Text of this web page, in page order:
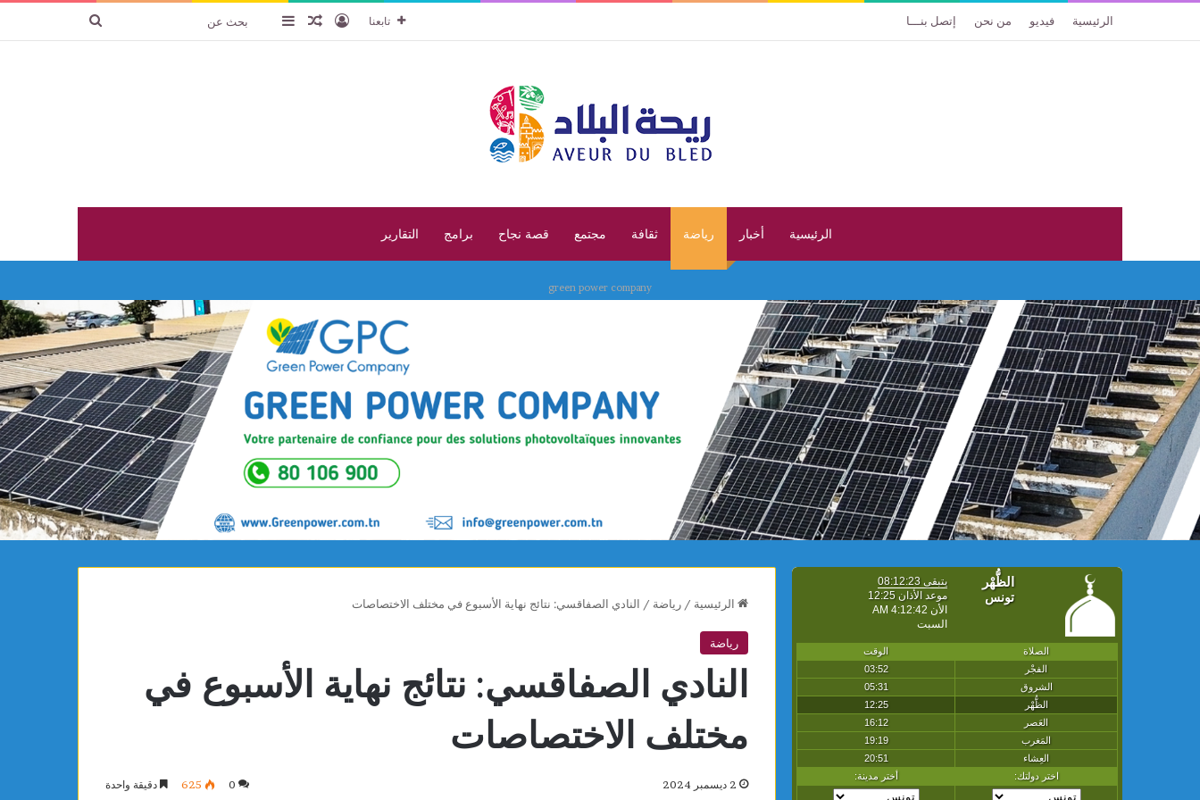
الرئيسية فيديو من نحن إتصل بنـــا تابعنا تسجيل الدخول
عنصر عشوائي
إضافة عمود جانبي
بحث
الرئيسية أخبار رياضة ثقافة مجتمع قصة نجاح برامج التقارير
green power company
الرئيسية / رياضة / النادي الصفاقسي: نتائج نهاية الأسبوع في مختلف الاختصاصات
رياضة
النادي الصفاقسي: نتائج نهاية الأسبوع في
مختلف الاختصاصات
2 ديسمبر 2024 0
625 دقيقة واحدة